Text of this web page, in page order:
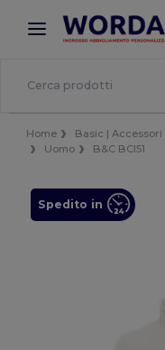
× App Wordans
Prezzi migliori
Home Basic | Accessori
Uomo
B&C BCI51
Spedito in